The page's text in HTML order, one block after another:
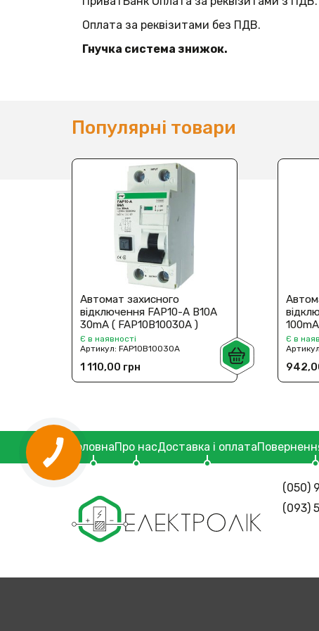
Оплата за реквізитами без ПДВ.
Гнучка система знижок.
Популярні товари
Автомат захисного
відключення FAP10-A В10A
30mA ( FAP10В10030A )
Є в наявності
Артикул:FAP10В10030A
1 110,00 грн
Є в
ГоловнаПро насДоставка і оплата
(050)
(093)